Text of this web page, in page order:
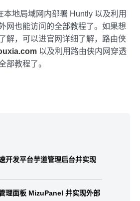
本地局域网内部署 Huntly 以及利用
网也能访问的全部教程了。如果想
解，可以进官网详细了解，路由侠
以及利用路由侠内网穿透
部教程了。
开发平台芋道管理后台并实现
理面板 MizuPanel 并实现外部